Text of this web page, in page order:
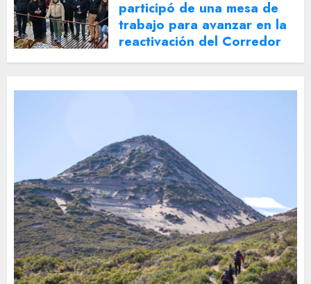
participó de una mesa de
trabajo para avanzar en la
reactivación del Corredor
Turístico Integrado